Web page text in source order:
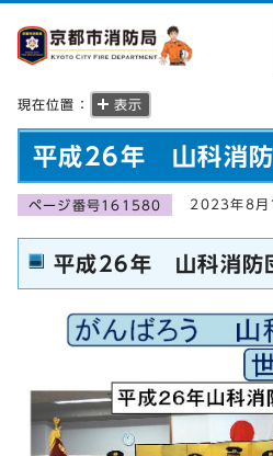
現在位置： 表示
平成26年 山科消防
ページ番号161580 2023年8月
平成26年 山科消防